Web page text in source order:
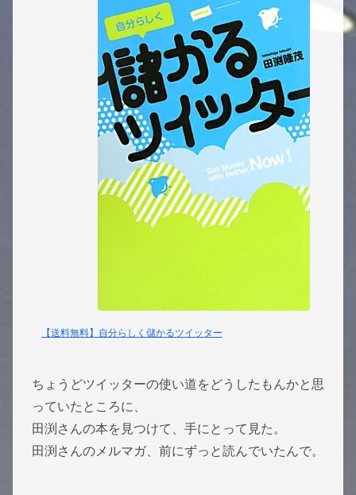
【送料無料】自分らしく儲かるツイッター
ちょうどツイッターの使い道をどうしたもんかと思
っていたところに、
田渕さんの本を見つけて、手にとって見た。
田渕さんのメルマガ、前にずっと読んでいたんで。